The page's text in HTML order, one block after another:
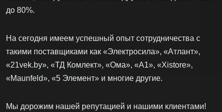
до 80%.
На сегодня имеем успешный опыт сотрудничества с
такими поставщиками как «Электросила», «Атлант»,
«21vek.by», «ТД Комлект», «Ома», «А1», «Xistore»,
«Maunfeld», «5 Элемент» и многие другие.
Мы дорожим нашей репутацией и нашими клиентами!